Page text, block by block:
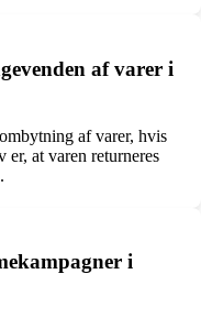
af varer i
af varer, hvis
er, at varen returneres
i